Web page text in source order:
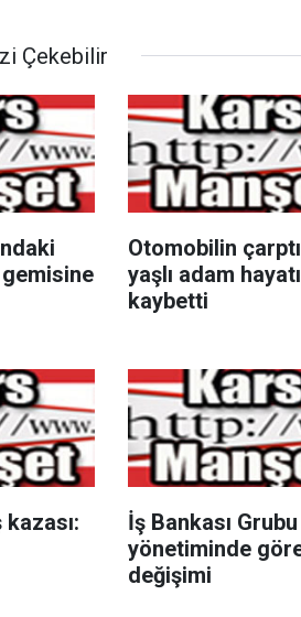
Çekebilir
Otomobilin
yaşlı adam
kaybetti
kazası:
İş Bankası
yönetiminde
değişimi